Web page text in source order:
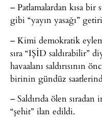
– Patlamalardan kısa
gibi “yayın yasağı”
– Kimi demokratik
sıra “IŞİD saldırabilir”
havaalanı saldırısının
birinin gündüz
– Saldırıda ölen
“şehit” ilan edildi.